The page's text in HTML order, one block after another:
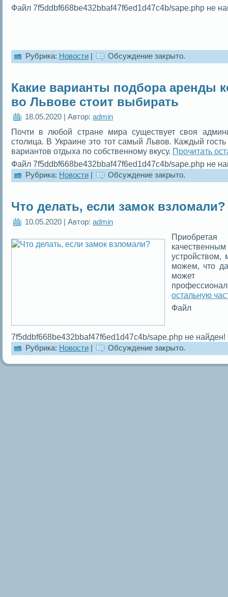
Файл 7f5ddbf668be432bbaf47f6ed1d47c4b/sape.php не
Рубрика: Новости Обсуждение закрыто.
Какие варианты подбора аренды
во Львове стоит выбирать
18.05.2020 | Автор: admin
Почти в любой стране мира существует своя
столица. В Украине это тот самый Львов. Каждый
вариантов отдыха по собственному вкусу. Прочитать
Файл 7f5ddbf668be432bbaf47f6ed1d47c4b/sape.php не
Рубрика: Новости Обсуждение закрыто.
Что делать, если замок взломали?
10.05.2020 | Автор: admin
можем, что
может
остальную
Файл
7f5ddbf668be432bbaf47f6ed1d47c4b/sape.php не найден!
Рубрика: Новости | Обсуждение закрыто.